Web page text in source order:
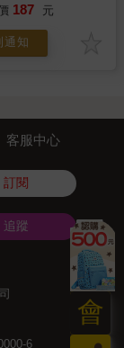
187 元
通知
會
客服中心
訂閱
追蹤
6